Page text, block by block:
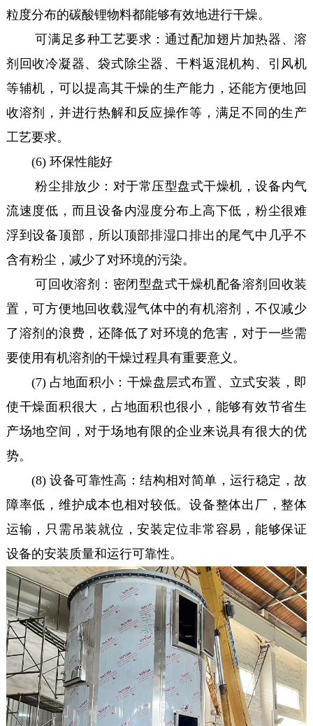
粒度分布的碳酸锂物料都能够有效地进行干燥。
可满足多种工艺要求：通过配加翅片加热器、溶
剂回收冷凝器、袋式除尘器、干料返混机构、引风机
等辅机，可以提高其干燥的生产能力，还能方便地回
收溶剂，并进行热解和反应操作等，满足不同的生产
工艺要求。
(6) 环保性能好
粉尘排放少：对于常压型盘式干燥机，设备内气
流速度低，而且设备内湿度分布上高下低，粉尘很难
浮到设备顶部，所以顶部排湿口排出的尾气中几乎不
含有粉尘，减少了对环境的污染。
可回收溶剂：密闭型盘式干燥机配备溶剂回收装
置，可方便地回收载湿气体中的有机溶剂，不仅减少
了溶剂的浪费，还降低了对环境的危害，对于一些需
要使用有机溶剂的干燥过程具有重要意义。
(7) 占地面积小：干燥盘层式布置、立式安装，即
使干燥面积很大，占地面积也很小，能够有效节省生
产场地空间，对于场地有限的企业来说具有很大的优
势。
(8) 设备可靠性高：结构相对简单，运行稳定，故
障率低，维护成本也相对较低。设备整体出厂，整体
运输，只需吊装就位，安装定位非常容易，能够保证
设备的安装质量和运行可靠性。